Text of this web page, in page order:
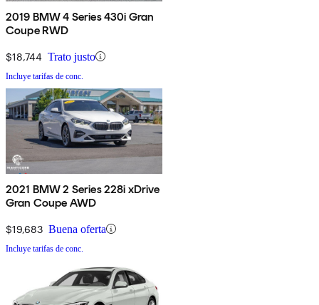
2019 BMW 4 Series 430i Gran
Coupe RWD
$18,744 Trato justo
Incluye tarifas de conc.
2021 BMW 2 Series 228i xDrive
Gran Coupe AWD
$19,683 Buena oferta
Incluye tarifas de conc.